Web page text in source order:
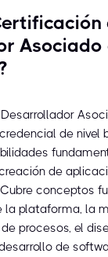
Asociado
de nivel
de
conceptos
la plataforma, la
procesos, el
de